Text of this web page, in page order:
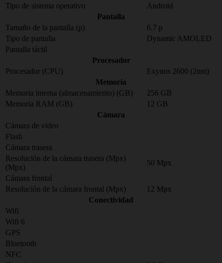
Tipo de sistema operativo
Android
Pantalla
Tamaño de la pantalla (p)
6.7 p
Tipo de pantalla
Dynamic AMOLED
Pantalla táctil
Procesador
Procesador (CPU)
Exynos 2600 (2nm)
Memoria
Memoria interna (almacenamiento) (GB)
256 GB
Memoria RAM (GB)
12 GB
Cámara
Cámara de video
Flash
Cámara trasera
Resolución de la cámara trasera (Mpx)
(Mpx)
50 Mpx
Cámara frontal
Resolución de la cámara frontal (Mpx)
12 Mpx
Conectividad
Wifi
Wifi 6
GPS
Bluetooth
NFC